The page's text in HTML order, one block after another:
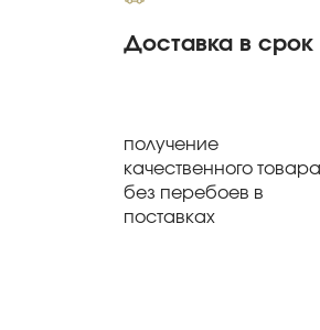
Доставка в срок
получение
качественного товара
без перебоев в
поставках